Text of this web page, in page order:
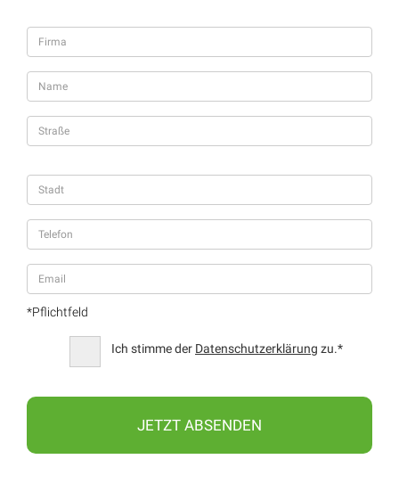
*Pflichtfeld
Ich stimme der Datenschutzerklärung zu.*